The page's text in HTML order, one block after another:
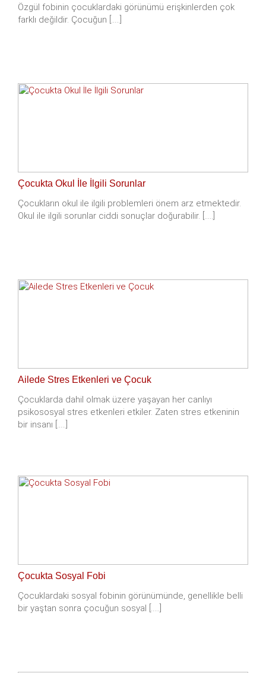
Özgül fobinin çocuklardaki görünümü erişkinlerden çok
farklı değildir. Çocuğun [.....]
Çocukta Okul İle İlgili Sorunlar
Çocukların okul ile ilgili problemleri önem arz etmektedir.
Okul ile ilgili sorunlar ciddi sonuçlar doğurabilir. [.....]
Ailede Stres Etkenleri ve Çocuk
Çocuklarda dahil olmak üzere yaşayan her canlıyı
psikososyal stres etkenleri etkiler. Zaten stres etkeninin
bir insanı [.....]
Çocukta Sosyal Fobi
Çocuklardaki sosyal fobinin görünümünde, genellikle belli
bir yaştan sonra çocuğun sosyal [.....]